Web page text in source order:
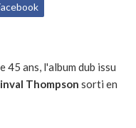
ans, l'album dub issu
Thompson sorti en